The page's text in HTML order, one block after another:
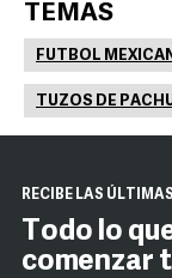
TEMAS
FUTBOL
TUZOS DE
RECIBE LAS
Todo lo
comenzar